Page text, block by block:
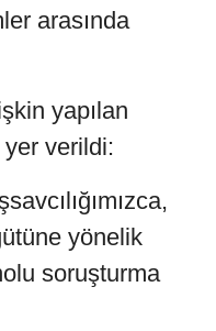
arasında
yapılan
yer verildi:
yönelik
soruşturma